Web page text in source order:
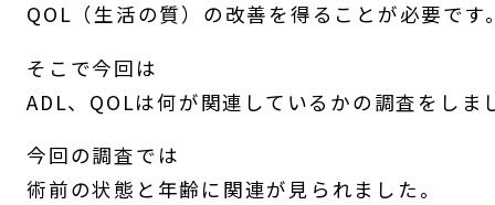
QOL（生活の質）の改善を得ることが必要です。
そこで今回は
ADL、QOLは何が関連しているかの調査をしま
今回の調査では
術前の状態と年齢に関連が見られました。